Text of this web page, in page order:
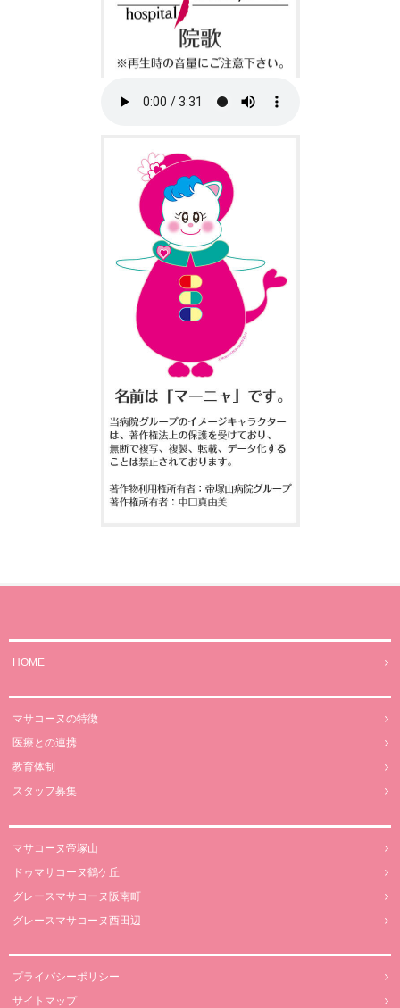
HOME
マサコーヌの特徴
医療との連携
教育体制
スタッフ募集
マサコーヌ帝塚山
ドゥマサコーヌ鶴ケ丘
グレースマサコーヌ阪南町
グレースマサコーヌ西田辺
プライバシーポリシー
サイトマップ